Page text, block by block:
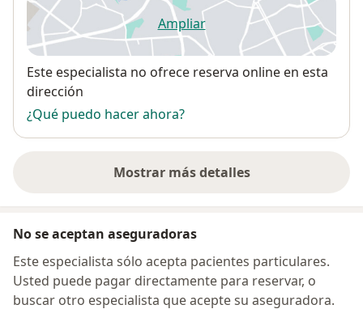
Ampliarse abre en una nueva
Disponibilidad
Este especialista no ofrece reserva online en esta
dirección
¿Qué puedo hacer ahora?
Mostrar más detalles
sobre la dirección
No se aceptan aseguradoras
Este especialista sólo acepta pacientes particulares.
Usted puede pagar directamente para reservar, o
buscar otro especialista que acepte su aseguradora.